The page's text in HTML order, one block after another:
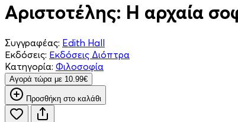
Αριστοτέλης: Η αρχαία
Συγγραφέας: Edith Hall
Εκδόσεις: Εκδόσεις Διόπτρα
Κατηγορία: Φιλοσοφία
Aγορά τώρα με 10.99€
Προσθήκη στο καλάθι